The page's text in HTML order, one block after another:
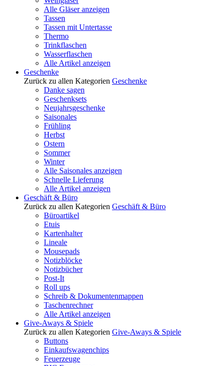
Alle Gläser anzeigen
Tassen
Tassen mit Untertasse
Thermo
Trinkflaschen
Wasserflaschen
Alle Artikel anzeigen
Geschenke
Zurück zu allen Kategorien Geschenke
Danke sagen
Geschenksets
Neujahrsgeschenke
Saisonales
Frühling
Herbst
Ostern
Sommer
Winter
Alle Saisonales anzeigen
Schnelle Lieferung
Alle Artikel anzeigen
Geschäft & Büro
Zurück zu allen Kategorien Geschäft & Büro
Büroartikel
Etuis
Kartenhalter
Lineale
Mousepads
Notizblöcke
Notizbücher
Post-It
Roll ups
Schreib & Dokumentenmappen
Taschenrechner
Alle Artikel anzeigen
Give-Aways & Spiele
Zurück zu allen Kategorien Give-Aways & Spiele
Buttons
Einkaufswagenchips
Feuerzeuge